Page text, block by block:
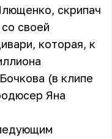
скрипач
своей
которая, к
(в клипе
Яна